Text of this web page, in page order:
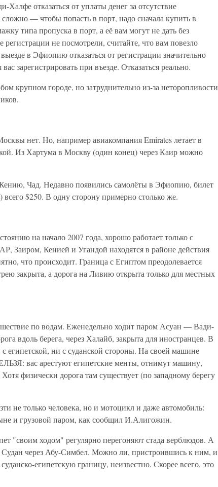
отказаться от уплаты денег за отсутствие
— чтобы попасть в порт, надо сначала купить в
типа пропуска в порт, а её вам могут не дать без
регистрации не посмотрели, считайте, что вам повезло
в Эфиопию отказаться от регистрации значительно
зарегистрировать при въезде. Отказаться реально.
крупном городе, но затруднительно из-за неторопливости
нет. Но, например авиакомпания Emirates летает в
Из Хартума в Москву (один конец) через Каир можно
Чад. Недавно появились самолёты в Эфиопию, билет
всего $250. В одну сторону примерно столько же.
на начало 2007 года, хорошо работает только с
Заиром, Кенией и Угандой находятся в районе действия
что происходит. Граница с Египтом преодолевается
закрыта, а дорога на Ливию открыта только для местных
по водам. Еженедельно ходит паром Асуан — Вади-
вдоль берега, через Халайб, закрыта для иностранцев. В
египетской, ни с суданской стороны. На своей машине
вас арестуют египетские менты, отнимут машину,
физически дорога там существует (по западному берегу
не только человека, но и мотоцикл и даже автомобиль:
и грузовой паром, как сообщил И.Алигожин.
"своим ходом" регулярно перегоняют стада верблюдов. А
Судан через Абу-Симбел. Можно ли, пристроившись к ним, и
египетскую границу, неизвестно. Скорее всего, это